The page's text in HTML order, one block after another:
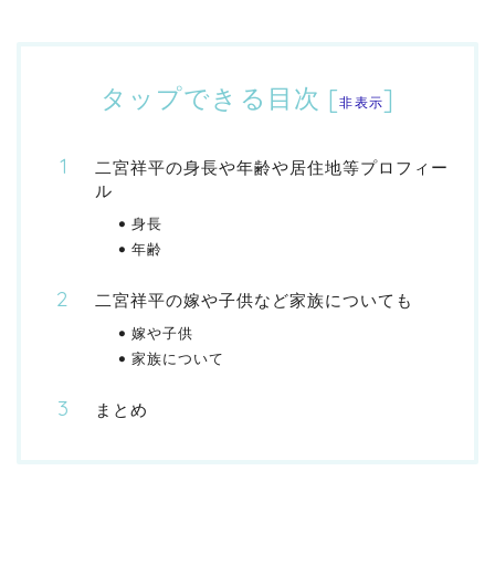
タップできる目次 [非表示]
二宮祥平の身長や年齢や居住地等プロフィー
ル
身長
年齢
二宮祥平の嫁や子供など家族についても
嫁や子供
家族について
まとめ